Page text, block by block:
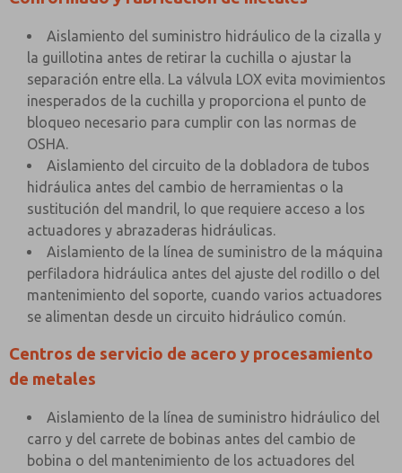
Aislamiento del suministro hidráulico de la cizalla y
la guillotina antes de retirar la cuchilla o ajustar la
separación entre ella. La válvula LOX evita movimientos
inesperados de la cuchilla y proporciona el punto de
bloqueo necesario para cumplir con las normas de
OSHA.
Aislamiento del circuito de la dobladora de tubos
hidráulica antes del cambio de herramientas o la
sustitución del mandril, lo que requiere acceso a los
actuadores y abrazaderas hidráulicas.
Aislamiento de la línea de suministro de la máquina
perfiladora hidráulica antes del ajuste del rodillo o del
mantenimiento del soporte, cuando varios actuadores
se alimentan desde un circuito hidráulico común.
Centros de servicio de acero y procesamiento
de metales
Aislamiento de la línea de suministro hidráulico del
carro y del carrete de bobinas antes del cambio de
bobina o del mantenimiento de los actuadores del